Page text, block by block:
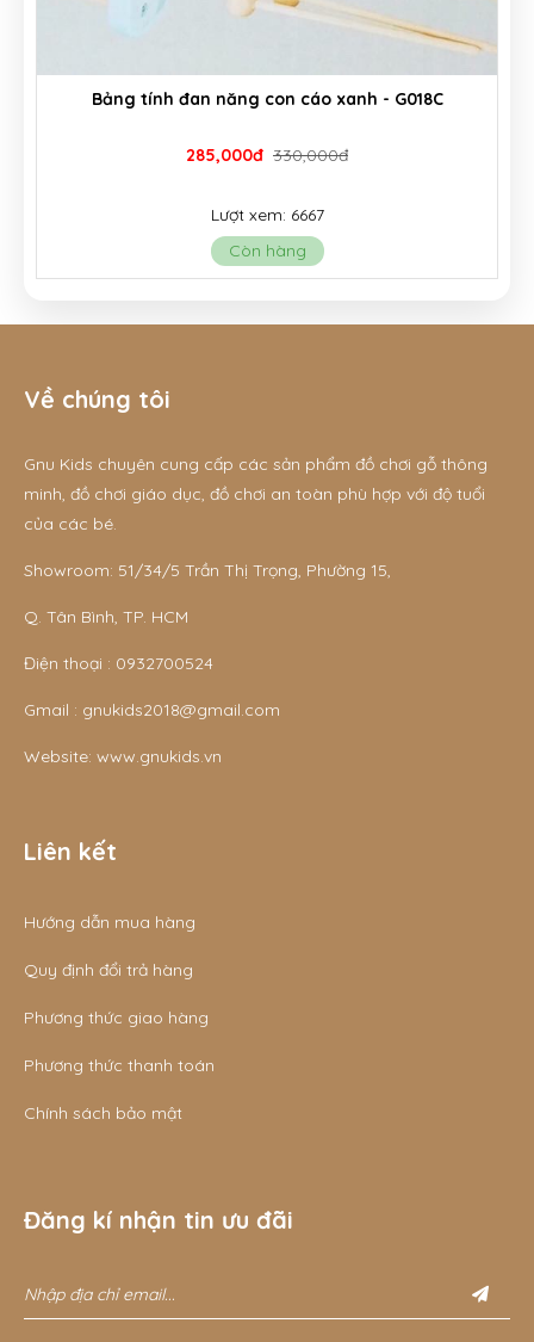
Bảng tính đan năng con cáo xanh - G018C
285,000đ 330,000đ
Lượt xem: 6667
Còn hàng
Về chúng tôi
Gnu Kids chuyên cung cấp các sản phẩm đồ chơi gỗ thông
minh, đồ chơi giáo dục, đồ chơi an toàn phù hợp với độ tuổi
của các bé.
Showroom: 51/34/5 Trần Thị Trọng, Phường 15,
Q. Tân Bình, TP. HCM
Điện thoại : 0932700524
Gmail : gnukids2018@gmail.com
Website: www.gnukids.vn
Liên kết
Hướng dẫn mua hàng
Quy định đổi trả hàng
Phương thức giao hàng
Phương thức thanh toán
Chính sách bảo mật
Đăng kí nhận tin ưu đãi